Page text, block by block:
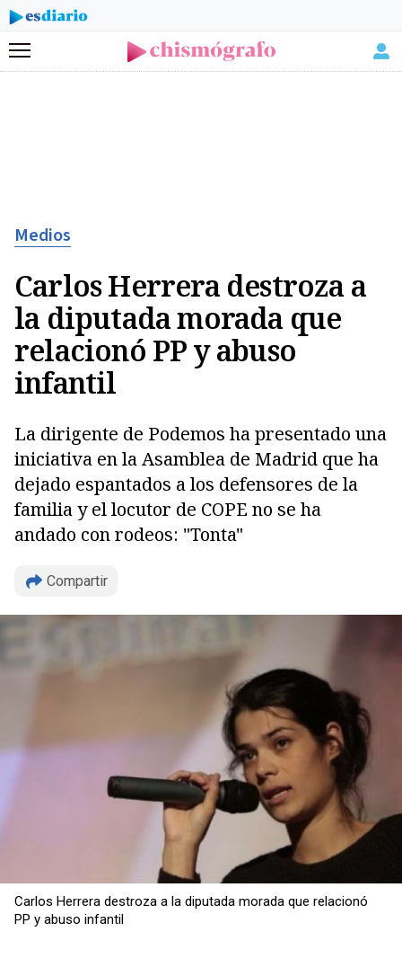
Menú
Medios
Carlos Herrera destroza a
la diputada morada que
relacionó PP y abuso
infantil
La dirigente de Podemos ha presentado una
iniciativa en la Asamblea de Madrid que ha
dejado espantados a los defensores de la
familia y el locutor de COPE no se ha
andado con rodeos: "Tonta"
Compartir
Copiar
Carlos Herrera destroza a la diputada morada que relacionó
PP y abuso infantil